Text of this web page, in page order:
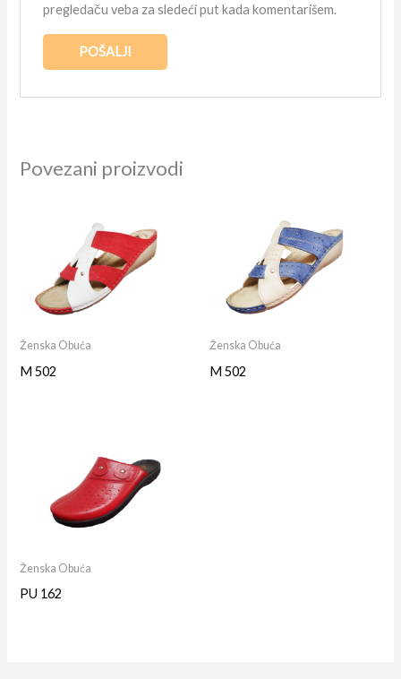
pregledaču veba za sledeći put kada komentarišem.
Povezani proizvodi
Ženska Obuća
M 502
Ženska Obuća
M 502
Ženska Obuća
PU 162